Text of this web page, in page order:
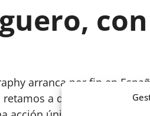
arranca por fin en
a diez blogueros